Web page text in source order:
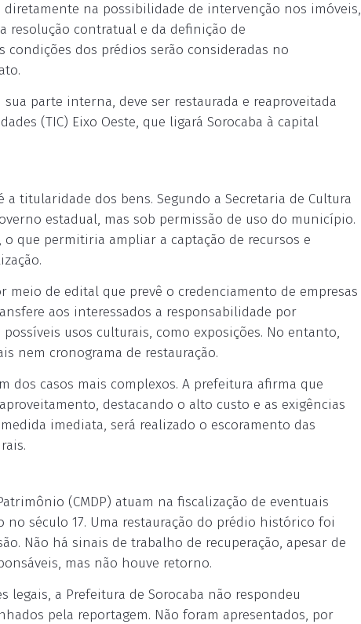
na possibilidade de intervenção nos imóveis,
resolução contratual e da definição de
condições dos prédios serão consideradas no
parte interna, deve ser restaurada e reaproveitada
(TIC) Eixo Oeste, que ligará Sorocaba à capital
titularidade dos bens. Segundo a Secretaria de Cultura
estadual, mas sob permissão de uso do município.
que permitiria ampliar a captação de recursos e
de edital que prevê o credenciamento de empresas
aos interessados a responsabilidade por
usos culturais, como exposições. No entanto,
nem cronograma de restauração.
dos casos mais complexos. A prefeitura afirma que
destacando o alto custo e as exigências
imediata, será realizado o escoramento das
(CMDP) atuam na fiscalização de eventuais
século 17. Uma restauração do prédio histórico foi
Não há sinais de trabalho de recuperação, apesar de
mas não houve retorno.
a Prefeitura de Sorocaba não respondeu
pela reportagem. Não foram apresentados, por